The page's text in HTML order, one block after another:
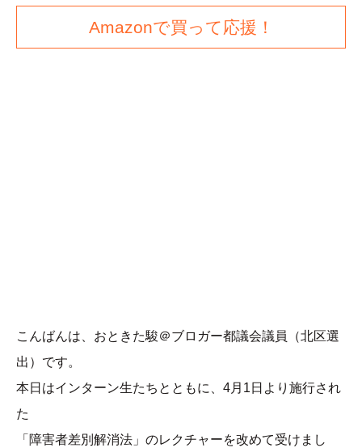
Amazonで買って応援！
こんばんは、おときた駿＠ブロガー都議会議員（北区選
出）です。
本日はインターン生たちとともに、4月1日より施行され
た
「障害者差別解消法」のレクチャーを改めて受けまし